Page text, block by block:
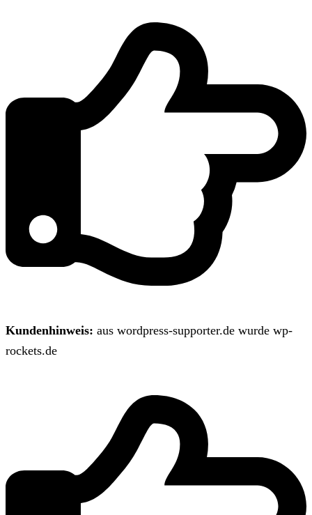
Kundenhinweis: aus wordpress-supporter.de wurde wp-
rockets.de